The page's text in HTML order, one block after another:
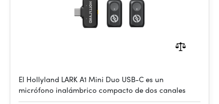
El Hollyland LARK A1 Mini Duo USB-C es un
micrófono inalámbrico compacto de dos canales